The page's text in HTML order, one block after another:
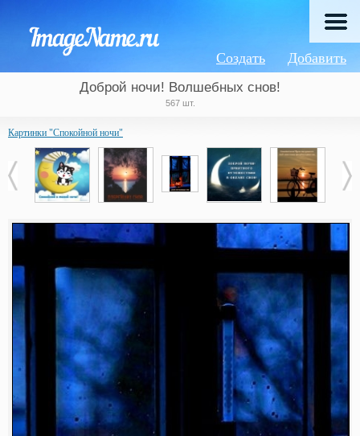
Добавить
Создать
Доброй ночи! Волшебных снов!
567 шт.
Картинки "Спокойной ночи"